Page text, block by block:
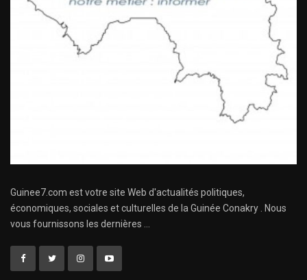
Guinee7.com est votre site Web d'actualités politiques,
économiques, sociales et culturelles de la Guinée Conakry . Nous
vous fournissons les dernières ...